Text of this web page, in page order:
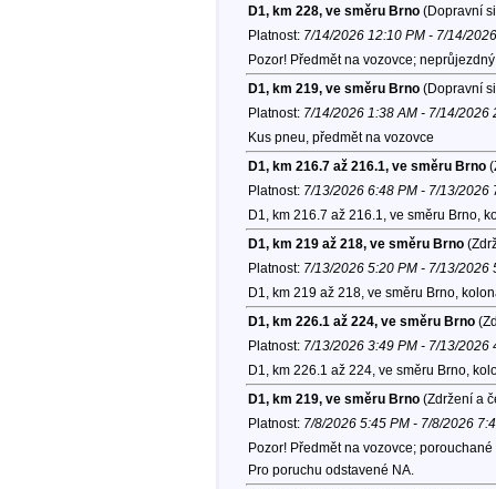
D1, km 228, ve směru Brno(Dopravní
Platnost: 7/14/2026 12:10 PM - 7/14/
Pozor! Předmět na vozovce;
D1, km 219, ve směru Brno(Dopravní
Platnost: 7/14/2026 1:38 AM - 7/14/2026
Kus pneu, předmět na vozovce
D1, km 216.7 až 216.1, ve směru Brno
Platnost: 7/13/2026 6:48 PM - 7/13/2026
D1, km 216.7 až 216.1, ve směru Brno,
D1, km 219 až 218, ve směru Brno
Platnost: 7/13/2026 5:20 PM - 7/13/2026
D1, km 219 až 218, ve směru Brno,
D1, km 226.1 až 224, ve směru Brno
Platnost: 7/13/2026 3:49 PM - 7/13/2026
D1, km 226.1 až 224, ve směru Brno,
D1, km 219, ve směru Brno(Zdržení a
Platnost: 7/8/2026 5:45 PM - 7/8/2026
Pozor! Předmět na vozovce;
Pro poruchu odstavené NA.